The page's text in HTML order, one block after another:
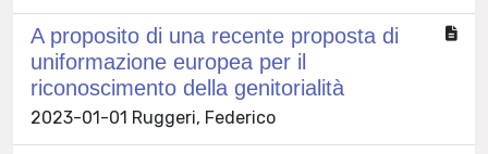
A proposito di una recente proposta di
uniformazione europea per il
riconoscimento della genitorialità
2023-01-01 Ruggeri, Federico